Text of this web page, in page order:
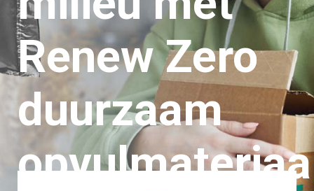
Renew Zero
duurzaam